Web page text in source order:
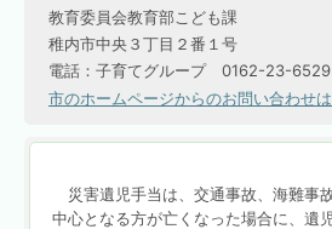
教育委員会教育部こども課
稚内市中央３丁目２番１号
電話：子育てグループ 0162-23-6529
市のホームページからのお問い合わせ
災害遺児手当は、交通事故、海難事
中心となる方が亡くなった場合に、遺